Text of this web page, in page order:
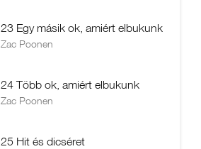
23 Egy másik ok, amiért elbukunk
Zac Poonen
24 Több ok, amiért elbukunk
Zac Poonen
25 Hit és dicséret